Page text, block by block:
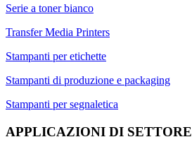
Serie a toner bianco
Transfer Media Printers
Stampanti per etichette
Stampanti di produzione e packaging
Stampanti per segnaletica
APPLICAZIONI DI SETTORE